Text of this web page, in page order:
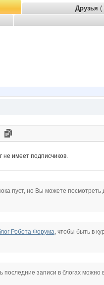
Друзья (
не имеет подписчиков.
пуст, но Вы можете посмотреть
Робота Форума, чтобы быть в
последние записи в блогах можно